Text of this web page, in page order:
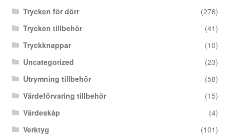
Trycken för dörr
(276)
Trycken tillbehör
(41)
Tryckknappar
(10)
Uncategorized
(23)
Utrymning tillbehör
(58)
Värdeförvaring tillbehör
(15)
Värdeskåp
(4)
Verktyg
(101)